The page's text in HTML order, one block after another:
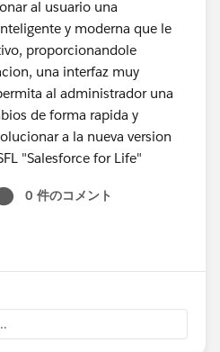
al usuario una
y moderna que le
proporcionandole
una interfaz muy
al administrador una
de forma rapida y
a la nueva version
"Salesforce for Life"
0 件のコメント